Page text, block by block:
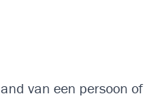
van een persoon